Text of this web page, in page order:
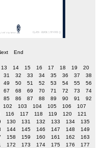
End
13 14 15 16 17 18 19
20
31 32 33 34 35 36 37
38
49 50 51 52 53 54 55
56
67 68 69 70 71 72 73
74
85 86 87 88 89 90 91
92
102 103 104 105 106
107
116 117 118 119 120
121
130 131 132 133 134
135
144 145 146 147 148
149
158 159 160 161 162
163
172 173 174 175 176
177